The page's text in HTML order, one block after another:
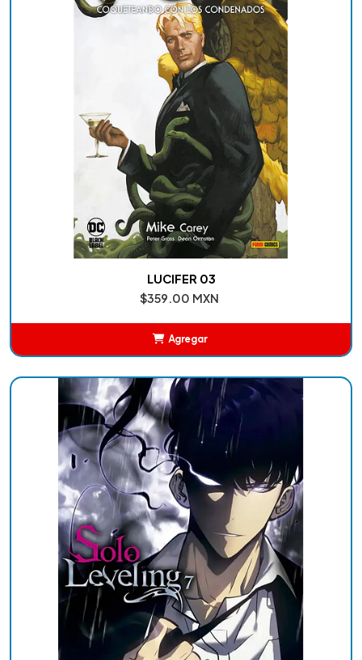
LUCIFER 03
$359.00 MXN
Agregar